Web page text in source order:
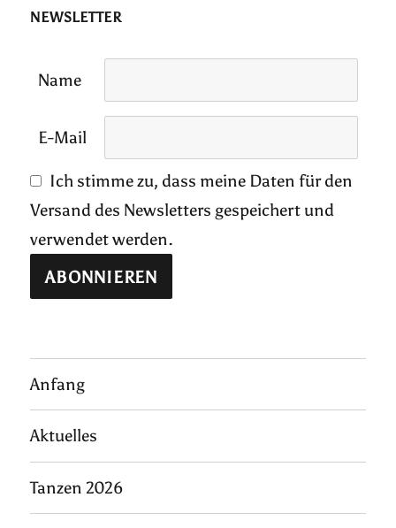
NEWSLETTER
Name
E-Mail
Ich stimme zu, dass meine Daten für den
Versand des Newsletters gespeichert und
verwendet werden.
Anfang
Aktuelles
Tanzen 2026